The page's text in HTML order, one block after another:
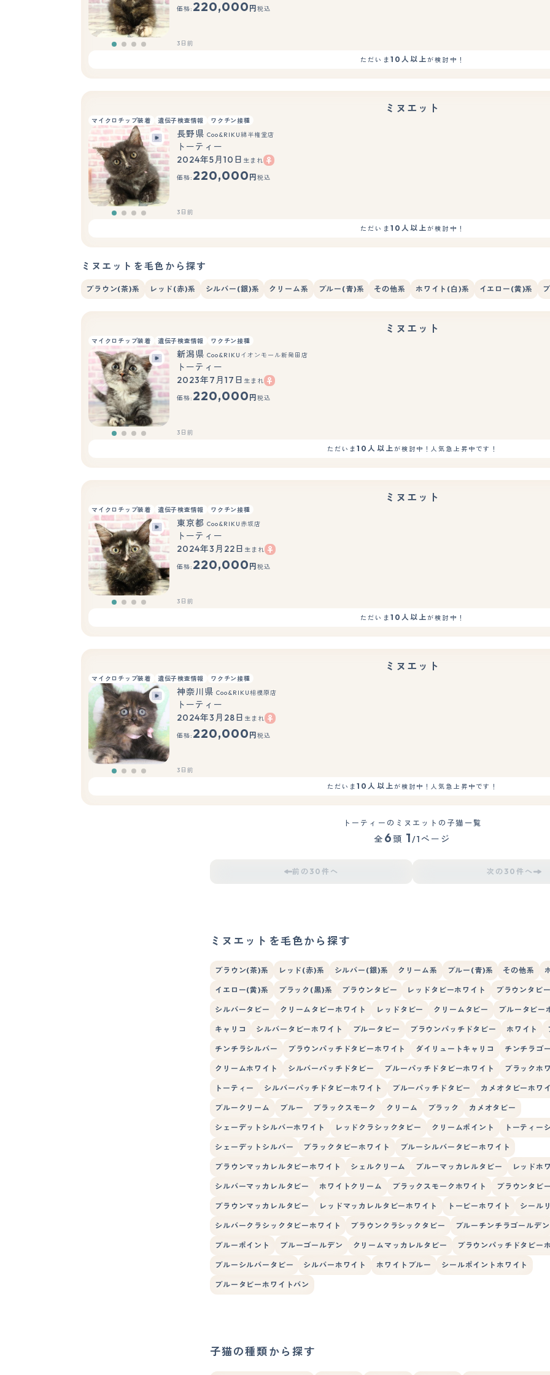
価格: 220,000 円 税込
3日前
ただいま 10人以上が検討中！
ミヌエット
マイクロチップ装着 遺伝子検査情報 ワクチン接種
長野県 Coo&RIKU綿半権堂店
トーティー
2024年5月10日 生まれ
価格: 220,000 円 税込
3日前
ただいま 10人以上が検討中！
ミヌエットを毛色から探す
ブラウン(茶)系 レッド(赤)系 シルバー(銀)系 クリーム系 ブルー(青)系 その他系 ホワイト(白)系 イエロー(黄)系
ミヌエット
マイクロチップ装着 遺伝子検査情報 ワクチン接種
新潟県 Coo&RIKUイオンモール新発田店
トーティー
2023年7月17日 生まれ
価格: 220,000 円 税込
3日前
ただいま10人以上が検討中！人気急上昇中です！
ミヌエット
マイクロチップ装着 遺伝子検査情報 ワクチン接種
東京都 Coo&RIKU赤坂店
トーティー
2024年3月22日 生まれ
価格: 220,000 円 税込
3日前
ただいま 10人以上が検討中！
ミヌエット
マイクロチップ装着 遺伝子検査情報 ワクチン接種
神奈川県 Coo&RIKU相模原店
トーティー
2024年3月28日 生まれ
価格: 220,000 円 税込
3日前
ただいま10人以上が検討中！人気急上昇中です！
トーティーのミヌエットの子猫一覧
全 6 頭 1/1ページ
前の30件へ 次の30件へ
ミヌエットを毛色から探す
ブラウン(茶)系 レッド(赤)系 シルバー(銀)系 クリーム系 ブルー(青)系 その他系
イエロー(黄)系 ブラック(黒)系 ブラウンタビー レッドタビーホワイト ブラウンタビ
シルバータビー クリームタビーホワイト レッドタビー クリームタビー ブルータビー
キャリコ シルバータビーホワイト ブルータビー ブラウンパッチドタビー ホワイト
チンチラシルバー ブラウンパッチドタビーホワイト ダイリュートキャリコ チンチラゴ
クリームホワイト シルバーパッチドタビー ブルーパッチドタビーホワイト ブラックホ
トーティー シルバーパッチドタビーホワイト ブルーパッチドタビー カメオタビーホワ
ブルークリーム ブルー ブラックスモーク クリーム ブラック カメオタビー
シェーデットシルバーホワイト レッドクラシックタビー クリームポイント トーティー
シェーデットシルバー ブラックタビーホワイト ブルーシルバータビーホワイト
ブラウンマッカレルタビーホワイト シェルクリーム ブルーマッカレルタビー レッドホ
シルバーマッカレルタビー ホワイトクリーム ブラックスモークホワイト ブラウンタビ
ブラウンマッカレルタビー レッドマッカレルタビーホワイト トービーホワイト シール
シルバークラシックタビーホワイト ブラウンクラシックタビー ブルーチンチラゴールデン
ブルーポイント ブルーゴールデン クリームマッカレルタビー ブラウンパッチドタビー
ブルーシルバータビー シルバーホワイト ホワイトブルー シールポイントホワイト
ブルータビーホワイトバン
子猫の種類から探す